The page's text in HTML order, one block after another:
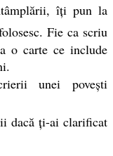
îți pun la
Fie ca scriu
o carte ce include
unei povești
dacă ți-ai clarificat